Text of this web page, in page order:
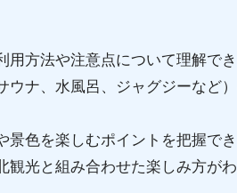
方法や注意点について理解で
ナ、水風呂、ジャグジーなど
色を楽しむポイントを把握で
光と組み合わせた楽しみ方が